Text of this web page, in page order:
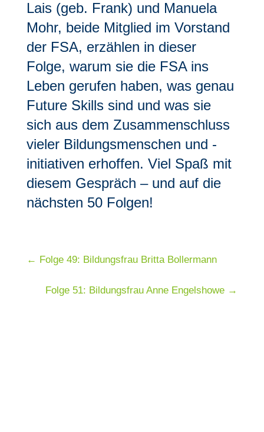
Lais (geb. Frank) und Manuela
Mohr, beide Mitglied im Vorstand
der FSA, erzählen in dieser
Folge, warum sie die FSA ins
Leben gerufen haben, was genau
Future Skills sind und was sie
sich aus dem Zusammenschluss
vieler Bildungsmenschen und -
initiativen erhoffen. Viel Spaß mit
diesem Gespräch – und auf die
nächsten 50 Folgen!
← Folge 49: Bildungsfrau Britta Bollermann
Folge 51: Bildungsfrau Anne Engelshowe →